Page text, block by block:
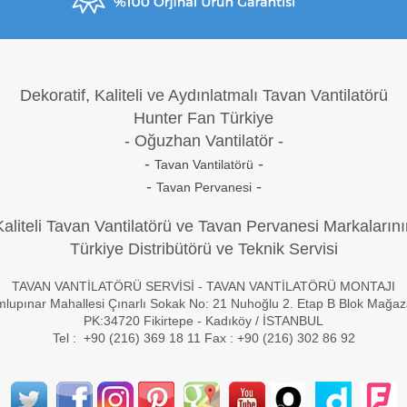
Dekoratif, Kaliteli ve Aydınlatmalı Tavan Vantilatörü
Hunter Fan Türkiye
- Oğuzhan Vantilatör -
- Tavan Vantilatörü -
- Tavan Pervanesi-
Tavan Vantilatörü ve Tavan Pervanesi
Türkiye Distribütörü ve Teknik Servisi
TAVAN VANTİLATÖRÜ SERVİSİ - TAVAN VANTİLATÖRÜ MONTAJI
Mahallesi Çınarlı Sokak No: 21 Nuhoğlu 2. Etap B Blok
PK:34720 Fikirtepe - Kadıköy / İSTANBUL
Tel : +90 (216) 369 18 11 Fax : +90 (216) 302 86 92